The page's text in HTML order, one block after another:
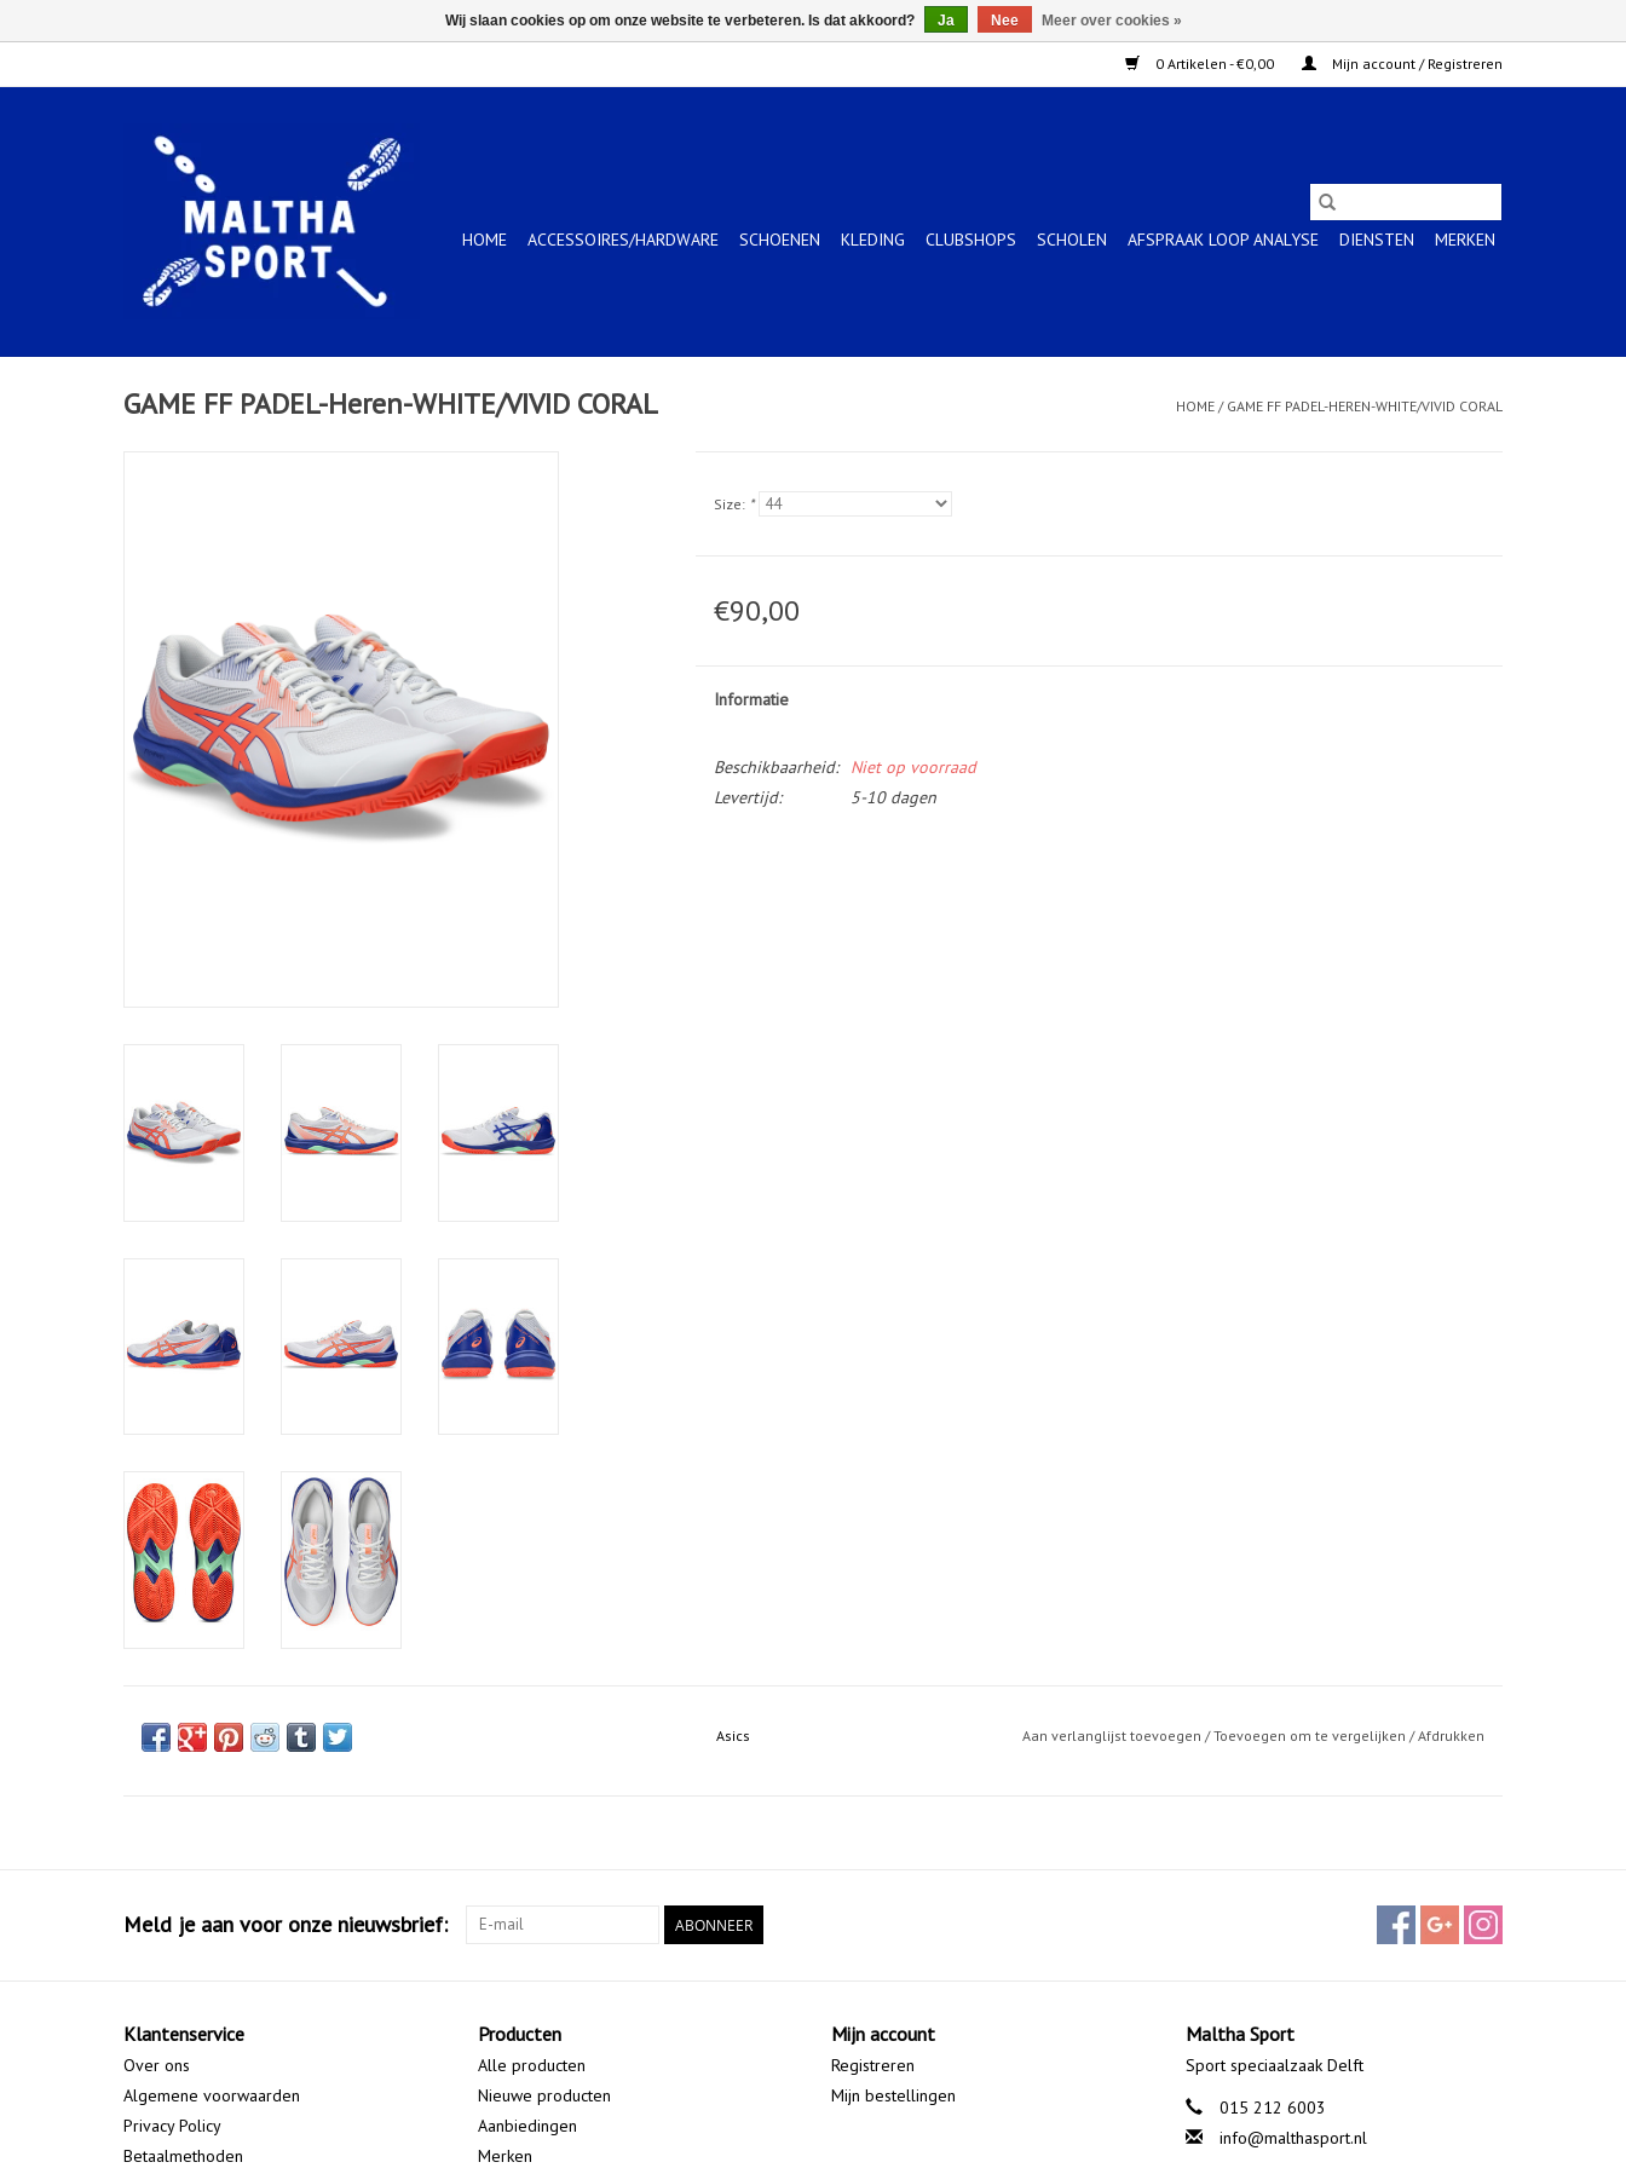
0 Artikelen - €0,00 Mijn account / Registreren
HOME ACCESSOIRES/HARDWARE SCHOENEN KLEDING CLUBSHOPS SCHOLEN AFSPRAAK LOOP ANALYSE DIENSTEN MERKEN
GAME FF PADEL-Heren-WHITE/VIVID CORAL HOME / GAME FF PADEL-HEREN-WHITE/VIVID CORAL
Size: *
€90,00
Informatie
Beschikbaarheid:
Niet op voorraad
Levertijd:
5-10 dagen
Asics Aan verlanglijst toevoegen /Toevoegen om te vergelijken /Afdrukken
Meld je aan voor onze nieuwsbrief: ABONNEER
Klantenservice
Over ons
Algemene voorwaarden
Privacy Policy
Betaalmethoden
Producten
Alle producten
Nieuwe producten
Aanbiedingen
Merken
Mijn account
Registreren
Mijn bestellingen
Maltha Sport
Sport speciaalzaak Delft
015 212 6003
info@malthasport.nl
Wij slaan cookies op om onze website te verbeteren. Is dat akkoord? Ja Nee Meer over cookies »